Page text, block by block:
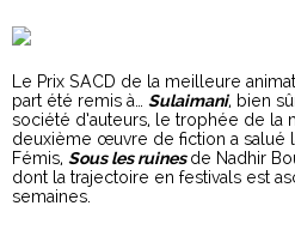
Le Prix SACD de la meilleure
part été remis à… Sulaimani, bien
société d’auteurs, le trophée de
deuxième œuvre de fiction a salué
Fémis, Sous les ruinesde Nadhir
dont la trajectoire en festivals est
semaines.